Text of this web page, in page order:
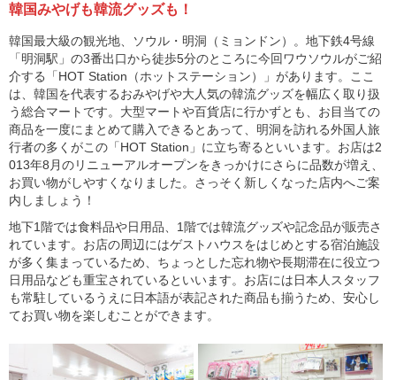
韓国みやげも韓流グッズも！
韓国最大級の観光地、ソウル・明洞（ミョンドン）。地下鉄4号線
「明洞駅」の3番出口から徒歩5分のところに今回ワウソウルがご紹
介する「HOT Station（ホットステーション）」があります。ここ
は、韓国を代表するおみやげや大人気の韓流グッズを幅広く取り扱
う総合マートです。大型マートや百貨店に行かずとも、お目当ての
商品を一度にまとめて購入できるとあって、明洞を訪れる外国人旅
行者の多くがこの「HOT Station」に立ち寄るといいます。お店は2
013年8月のリニューアルオープンをきっかけにさらに品数が増え、
お買い物がしやすくなりました。さっそく新しくなった店内へご案
内しましょう！
地下1階では食料品や日用品、1階では韓流グッズや記念品が販売さ
れています。お店の周辺にはゲストハウスをはじめとする宿泊施設
が多く集まっているため、ちょっとした忘れ物や長期滞在に役立つ
日用品なども重宝されているといいます。お店には日本人スタッフ
も常駐しているうえに日本語が表記された商品も揃うため、安心し
てお買い物を楽しむことができます。